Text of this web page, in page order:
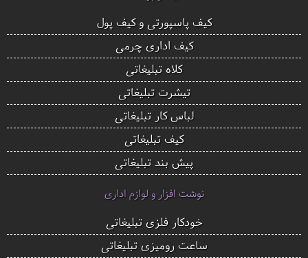
کیف پاسپورتی و کیف پول
کیف اداری چرمی
کلاه تبلیغاتی
تیشرت تبلیغاتی
لباس کار تبلیغاتی
کیف تبلیغاتی
پیش بند تبلیغاتی
نوشت افزار و لوازم اداری
خودکار فلزی تبلیغاتی
ساعت رومیزی تبلیغاتی